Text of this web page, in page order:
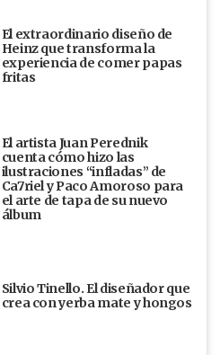
El extraordinario diseño de
Heinz que transforma la
experiencia de comer papas
fritas
El artista Juan Perednik
cuenta cómo hizo las
ilustraciones “infladas” de
Ca7riel y Paco Amoroso para
el arte de tapa de su nuevo
álbum
Silvio Tinello. El diseñador que
crea con yerba mate y hongos